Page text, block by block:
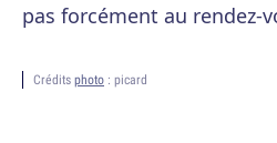
pas forcément au rendez-
Crédits photo : picard